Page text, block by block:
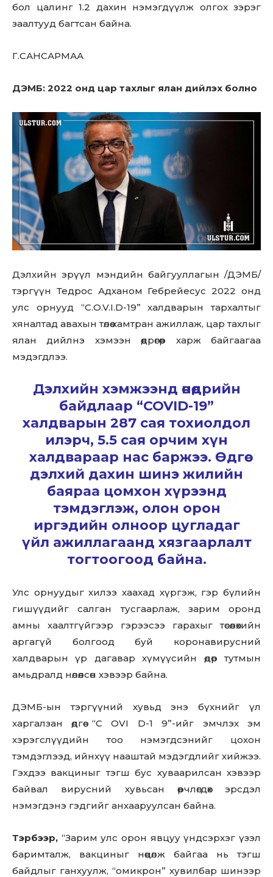
Don't miss
out!
Sing up for our newsletter
to stay in the loop.
бол цалинг 1.2 дахин нэмэгдүүлж олгох зэрэг
заалтууд багтсан байна.
Г.САНСАРМАА
ДЭМБ: 2022 онд цар тахлыг ялан дийлэх болно
Дэлхийн эрүүл мэндийн байгууллагын /ДЭМБ/
тэргүүн Тедрос Адханом Гебрейесус 2022 онд
улс орнууд “C.O.V.I.D-19” халдварын тархалтыг
хяналтад авахын төлөө хамтран ажиллаж, цар тахлыг
ялан дийлнэ хэмээн өөдрөгөөр харж байгаагаа
мэдэгдлээ.
Дэлхийн хэмжээнд өнөөдрийн
байдлаар “COVID-19”
халдварын 287 сая тохиолдол
илэрч, 5.5 сая орчим хүн
халдвараар нас баржээ. Өдгөө
дэлхий дахин шинэ жилийн
баяраа цомхон хүрээнд
тэмдэглэж, олон орон
иргэдийн олноор цугладаг
үйл ажиллагаанд хязгаарлалт
тогтоогоод байна.
Улс орнуудыг хилээ хаахад хүргэж, гэр бүлийн
гишүүдийг салган тусгаарлаж, зарим оронд
амны хаалтгүйгээр гэрээсээ гарахыг төсөөлөхийн
аргагүй болгоод буй коронавирусний
халдварын үр дагавар хүмүүсийн өдөр тутмын
амьдралд нөлөөлсөн хэвээр байна.
ДЭМБ-ын тэргүүний хувьд энэ бүхнийг үл
харгалзан өдгөө “C OVI D-1 9”-ийг эмчлэх эм
хэрэгслүүдийн тоо нэмэгдсэнийг цохон
тэмдэглээд, ийнхүү нааштай мэдэгдлийг хийжээ.
Гэхдээ вакциныг тэгш бус хуваарилсан хэвээр
байвал вирусний хувьсан өөрчлөгдөх эрсдэл
нэмэгдэнэ гэдгийг анхааруулсан байна.
Тэрбээр, “Зарим улс орон явцуу үндсэрхэг үзэл
баримталж, вакциныг нөөцөлж байгаа нь тэгш
байдлыг ганхуулж, “омикрон” хувилбар шинээр